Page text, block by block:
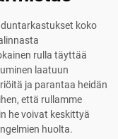
koko
rulla täyttää
laatuun
ja parantaa heidän
että rullamme
he voivat keskittyä
huolta.